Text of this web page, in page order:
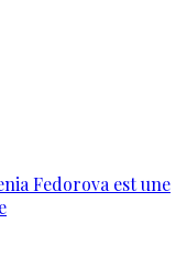
Fedorova est une